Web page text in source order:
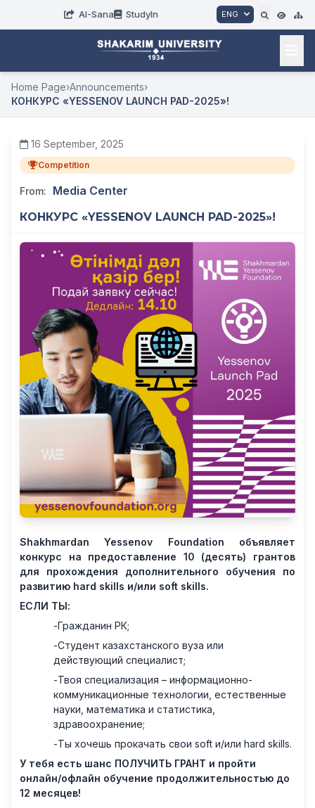
AI-Sana StudyIn ENG
Home Page›Announcements›
КОНКУРС «YESSENOV LAUNCH PAD-2025»!
16 September, 2025
Competition
From: Media Center
КОНКУРС «YESSENOV LAUNCH PAD-2025»!
Shakhmardan Yessenov Foundation объявляет
конкурс на предоставление 10 (десять) грантов
для прохождения дополнительного обучения по
развитию hard skills и/или soft skills.
ЕСЛИ ТЫ:
-Гражданин РК;
-Студент казахстанского вуза или
действующий специалист;
-Твоя специализация – информационно-
коммуникационные технологии, естественные
науки, математика и статистика,
здравоохранение;
-Ты хочешь прокачать свои soft и/или hard skills.
У тебя есть шанс ПОЛУЧИТЬ ГРАНТ и пройти
онлайн/офлайн обучение продолжительностью до
12 месяцев!